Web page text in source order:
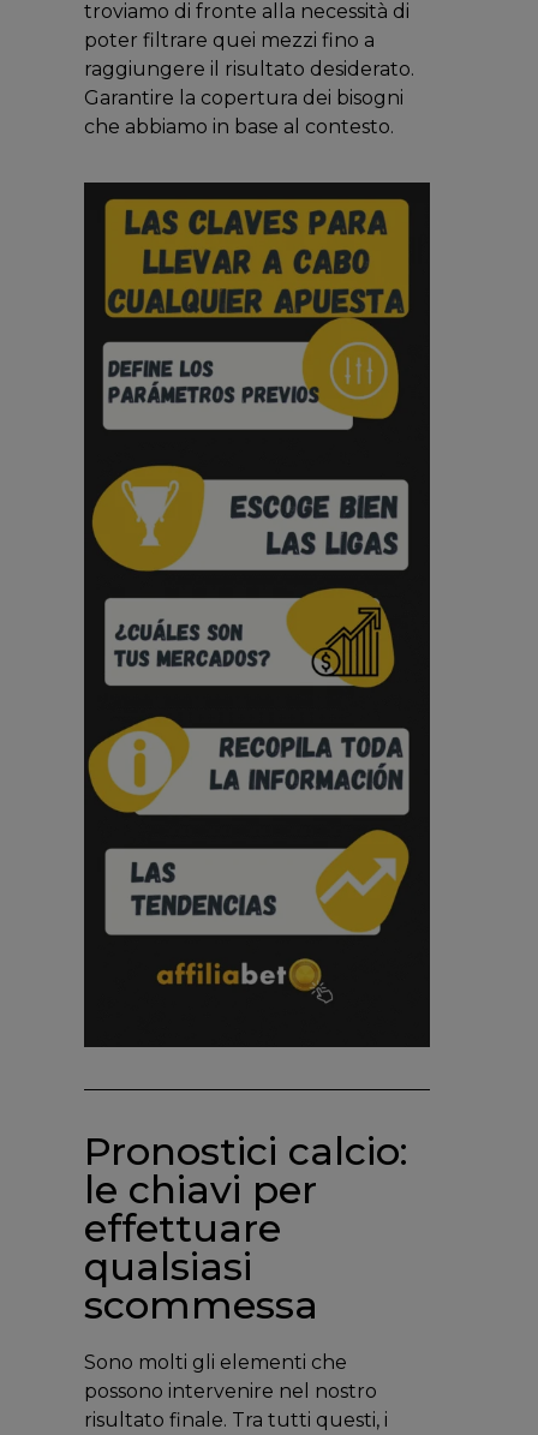
troviamo di fronte alla necessità di
poter filtrare quei mezzi fino a
raggiungere il risultato desiderato.
Garantire la copertura dei bisogni
che abbiamo in base al contesto.
Pronostici calcio:
le chiavi per
effettuare
qualsiasi
scommessa
Sono molti gli elementi che
possono intervenire nel nostro
risultato finale. Tra tutti questi, i